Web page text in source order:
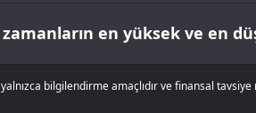
en yüksek ve en
bilgilendirme amaçlıdır ve finansal